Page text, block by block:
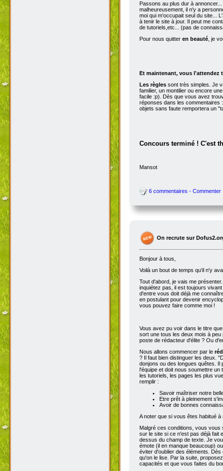
Passons au plus dur à
malheureusement, il n'y a
moi qui m'occupait seul du site...
à tenir le site à jour. Il peut me
de tutoriels,etc... (pas de
Pour nous quitter en beauté, je
Et maintenant, vous l'attendez
Les règles sont très simples. Je
familier, un montilier ou encore
facile :p). Dès que vous avez
réponses dans les commentaires
objets sans faute remportera un
Concours terminé ! C'est
Mansot
6 commentaires - Commenter
On recrute sur
Bonjour à tous,
Voilà un bout de temps qu'il n'y
Tout d'abord, je vais me
inquiétez pas, il est toujours
d'entre vous doit déjà me
en postulant pour devenir
vous pouvez faire comme moi !
Vous avez pu voir dans le titre
sort une tous les deux mois à
poste de rédacteur d'élite ? Ou
Nous allons commencer par le
? Il faut bien distinguer les deux.
donjons ou des longues quêtes. Il
l'équipe et doit nous soumettre un
les tutoriels, les pages les plus
remplir :
Savoir maîtriser notre
Etre prêt à pleinement
Avoir de bonnes
A noter que si vous êtes habitué
Malgré ces conditions, vous
sur le site si ce n'est pas déjà fait
dessus du champ de texte. Je
émote (il en manque beaucoup)
éviter d'oublier des éléments.
qu'on le lise. Par la suite,
capacités et que vous faites du